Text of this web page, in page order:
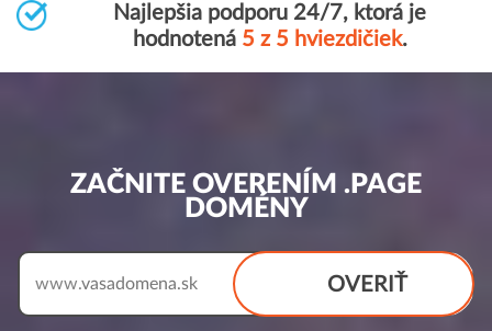
Najlepšia podporu 24/7, ktorá je
hodnotená 5 z 5 hviezdičiek.
ZAČNITE OVERENÍM .PAGE
DOMÉNY
OVERIŤ
www.